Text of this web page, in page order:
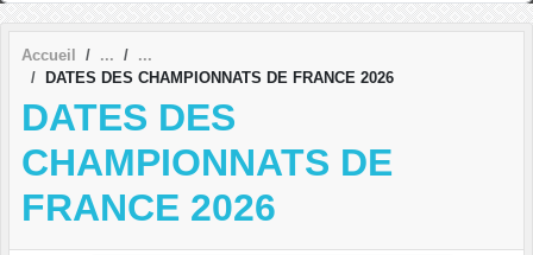
Accueil
DATES DES CHAMPIONNATS DE FRANCE 2026
DATES DES
CHAMPIONNATS DE
FRANCE 2026